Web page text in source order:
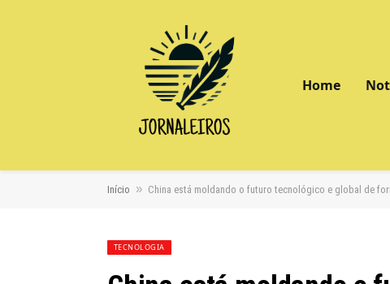
Home
Início » China está moldando o futuro tecnológico e global de
TECNOLOGIA